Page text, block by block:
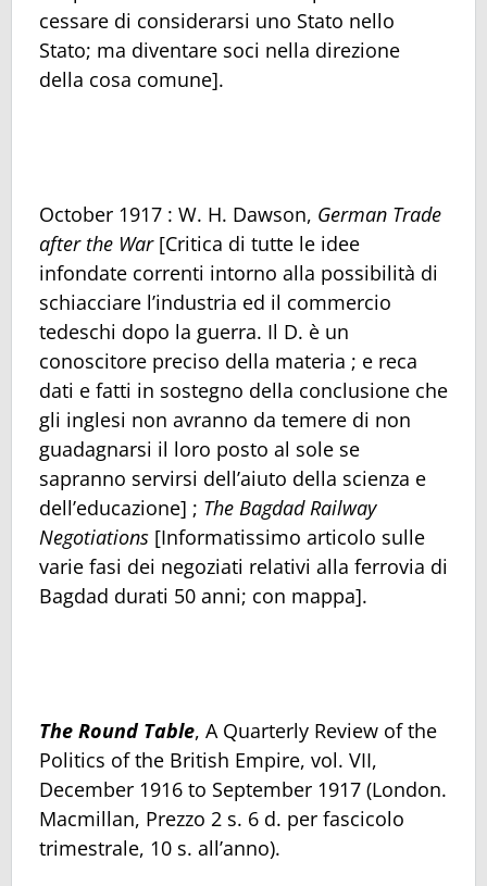
cessare di considerarsi uno Stato nello
Stato; ma diventare soci nella direzione
della cosa comune].
October 1917 : W. H. Dawson, German Trade
after the War[Critica di tutte le idee
infondate correnti intorno alla possibilità di
schiacciare l’industria ed il commercio
tedeschi dopo la guerra. Il D. è un
conoscitore preciso della materia ; e reca
dati e fatti in sostegno della conclusione che
gli inglesi non avranno da temere di non
guadagnarsi il loro posto al sole se
sapranno servirsi dell’aiuto della scienza e
dell’educazione] ; The Bagdad Railway
Negotiations [Informatissimo articolo sulle
varie fasi dei negoziati relativi alla ferrovia di
Bagdad durati 50 anni; con mappa].
The Round Table, A Quarterly Review of the
Politics of the British Empire, vol. VII,
December 1916 to September 1917 (London.
Macmillan, Prezzo 2 s. 6 d. per fascicolo
trimestrale, 10 s. all’anno).